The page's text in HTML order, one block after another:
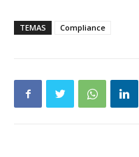
TEMAS Compliance